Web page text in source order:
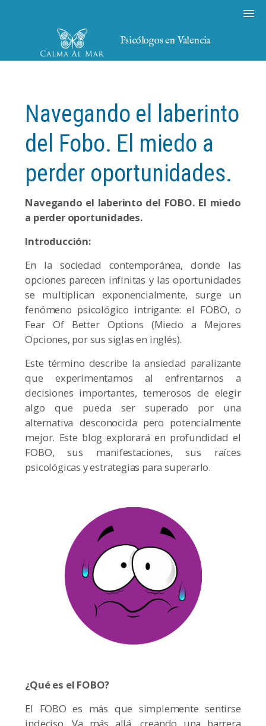
Psicólogos en Valencia
Navegando el laberinto
del Fobo. El miedo a
perder oportunidades.
Navegando el laberinto del FOBO. El miedo
a perder oportunidades.
Introducción:
En la sociedad contemporánea, donde las
opciones parecen infinitas y las oportunidades
se multiplican exponencialmente, surge un
fenómeno psicológico intrigante: el FOBO, o
Fear Of Better Options (Miedo a Mejores
Opciones, por sus siglas en inglés).
Este término describe la ansiedad paralizante
que experimentamos al enfrentarnos a
decisiones importantes, temerosos de elegir
algo que pueda ser superado por una
alternativa desconocida pero potencialmente
mejor. Este blog explorará en profundidad el
FOBO, sus manifestaciones, sus raíces
psicológicas y estrategias para superarlo.
¿Qué es el FOBO?
El FOBO es más que simplemente sentirse